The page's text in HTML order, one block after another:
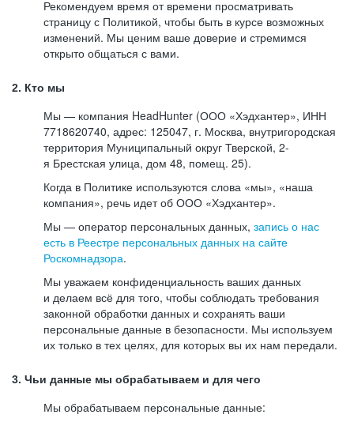
Рекомендуем время от времени просматривать
страницу с Политикой, чтобы быть в курсе возможных
изменений. Мы ценим ваше доверие и стремимся
открыто общаться с вами.
2. Кто мы
Мы — компания HeadHunter (ООО «Хэдхантер», ИНН
7718620740, адрес: 125047, г. Москва, внутригородская
территория Муниципальный округ Тверской, 2-
я Брестская улица, дом 48, помещ. 25).
Когда в Политике используются слова «мы», «наша
компания», речь идет об ООО «Хэдхантер».
Мы — оператор персональных данных, запись о нас
есть в Реестре персональных данных на сайте
Роскомнадзора.
Мы уважаем конфиденциальность ваших данных
и делаем всё для того, чтобы соблюдать требования
законной обработки данных и сохранять ваши
персональные данные в безопасности. Мы используем
их только в тех целях, для которых вы их нам передали.
3. Чьи данные мы обрабатываем и для чего
Мы обрабатываем персональные данные: